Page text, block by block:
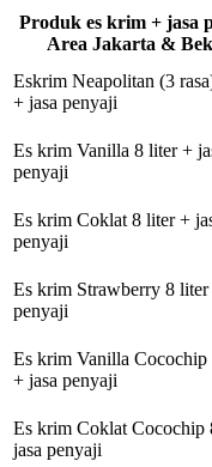
Produk es krim + jasa
Area Jakarta &
Eskrim Neapolitan (3
+ jasa penyaji
Es krim Vanilla 8 liter +
penyaji
Es krim Coklat 8 liter +
penyaji
Es krim Strawberry 8 liter
penyaji
Es krim Vanilla Cocochip
+ jasa penyaji
Es krim Coklat Cocochip
jasa penyaji